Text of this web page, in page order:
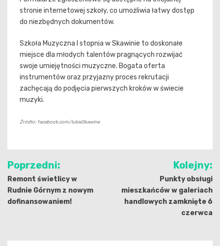
stronie internetowej szkoły, co umożliwia łatwy dostęp
do niezbędnych dokumentów.
Szkoła Muzyczna I stopnia w Skawinie to doskonałe
miejsce dla młodych talentów pragnących rozwijać
swoje umiejętności muzyczne. Bogata oferta
instrumentów oraz przyjazny proces rekrutacji
zachęcają do podjęcia pierwszych kroków w świecie
muzyki.
Źródło: facebook.com/lubieSkawine
Nawigacja
wpisu
Poprzedni:
Remont świetlicy w
Rudnie Górnym z nowym
dofinansowaniem!
Kolejny:
Punkty obsługi
mieszkańców w galeriach
handlowych zamknięte 6
czerwca